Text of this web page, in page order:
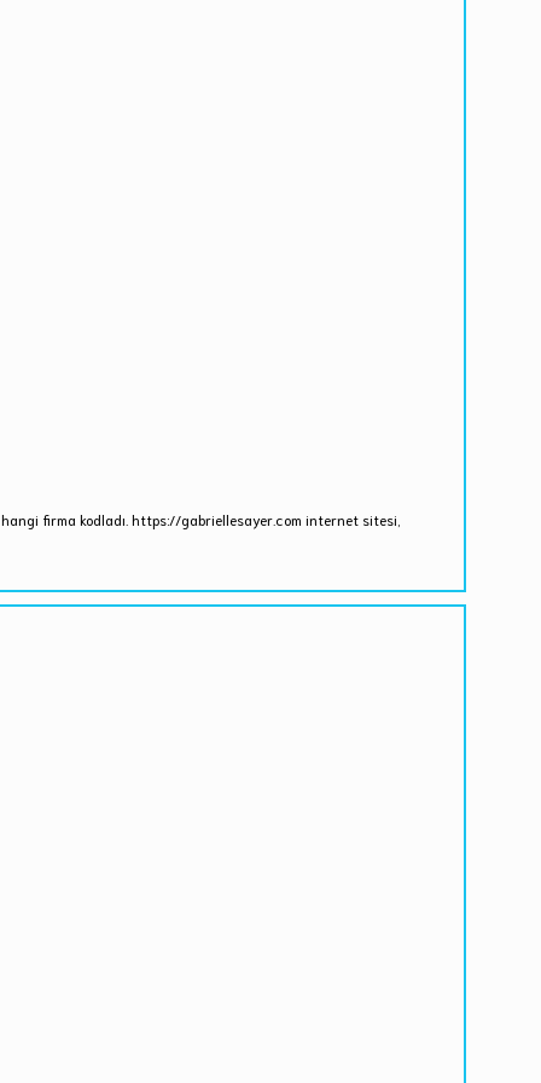
firma kodladı. https://gabriellesayer.com internet sitesi,